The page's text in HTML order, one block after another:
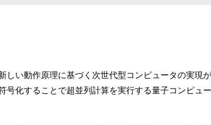
い動作原理に基づく次世代型コンピュータの実現
化することで超並列計算を実行する量子コンピュ